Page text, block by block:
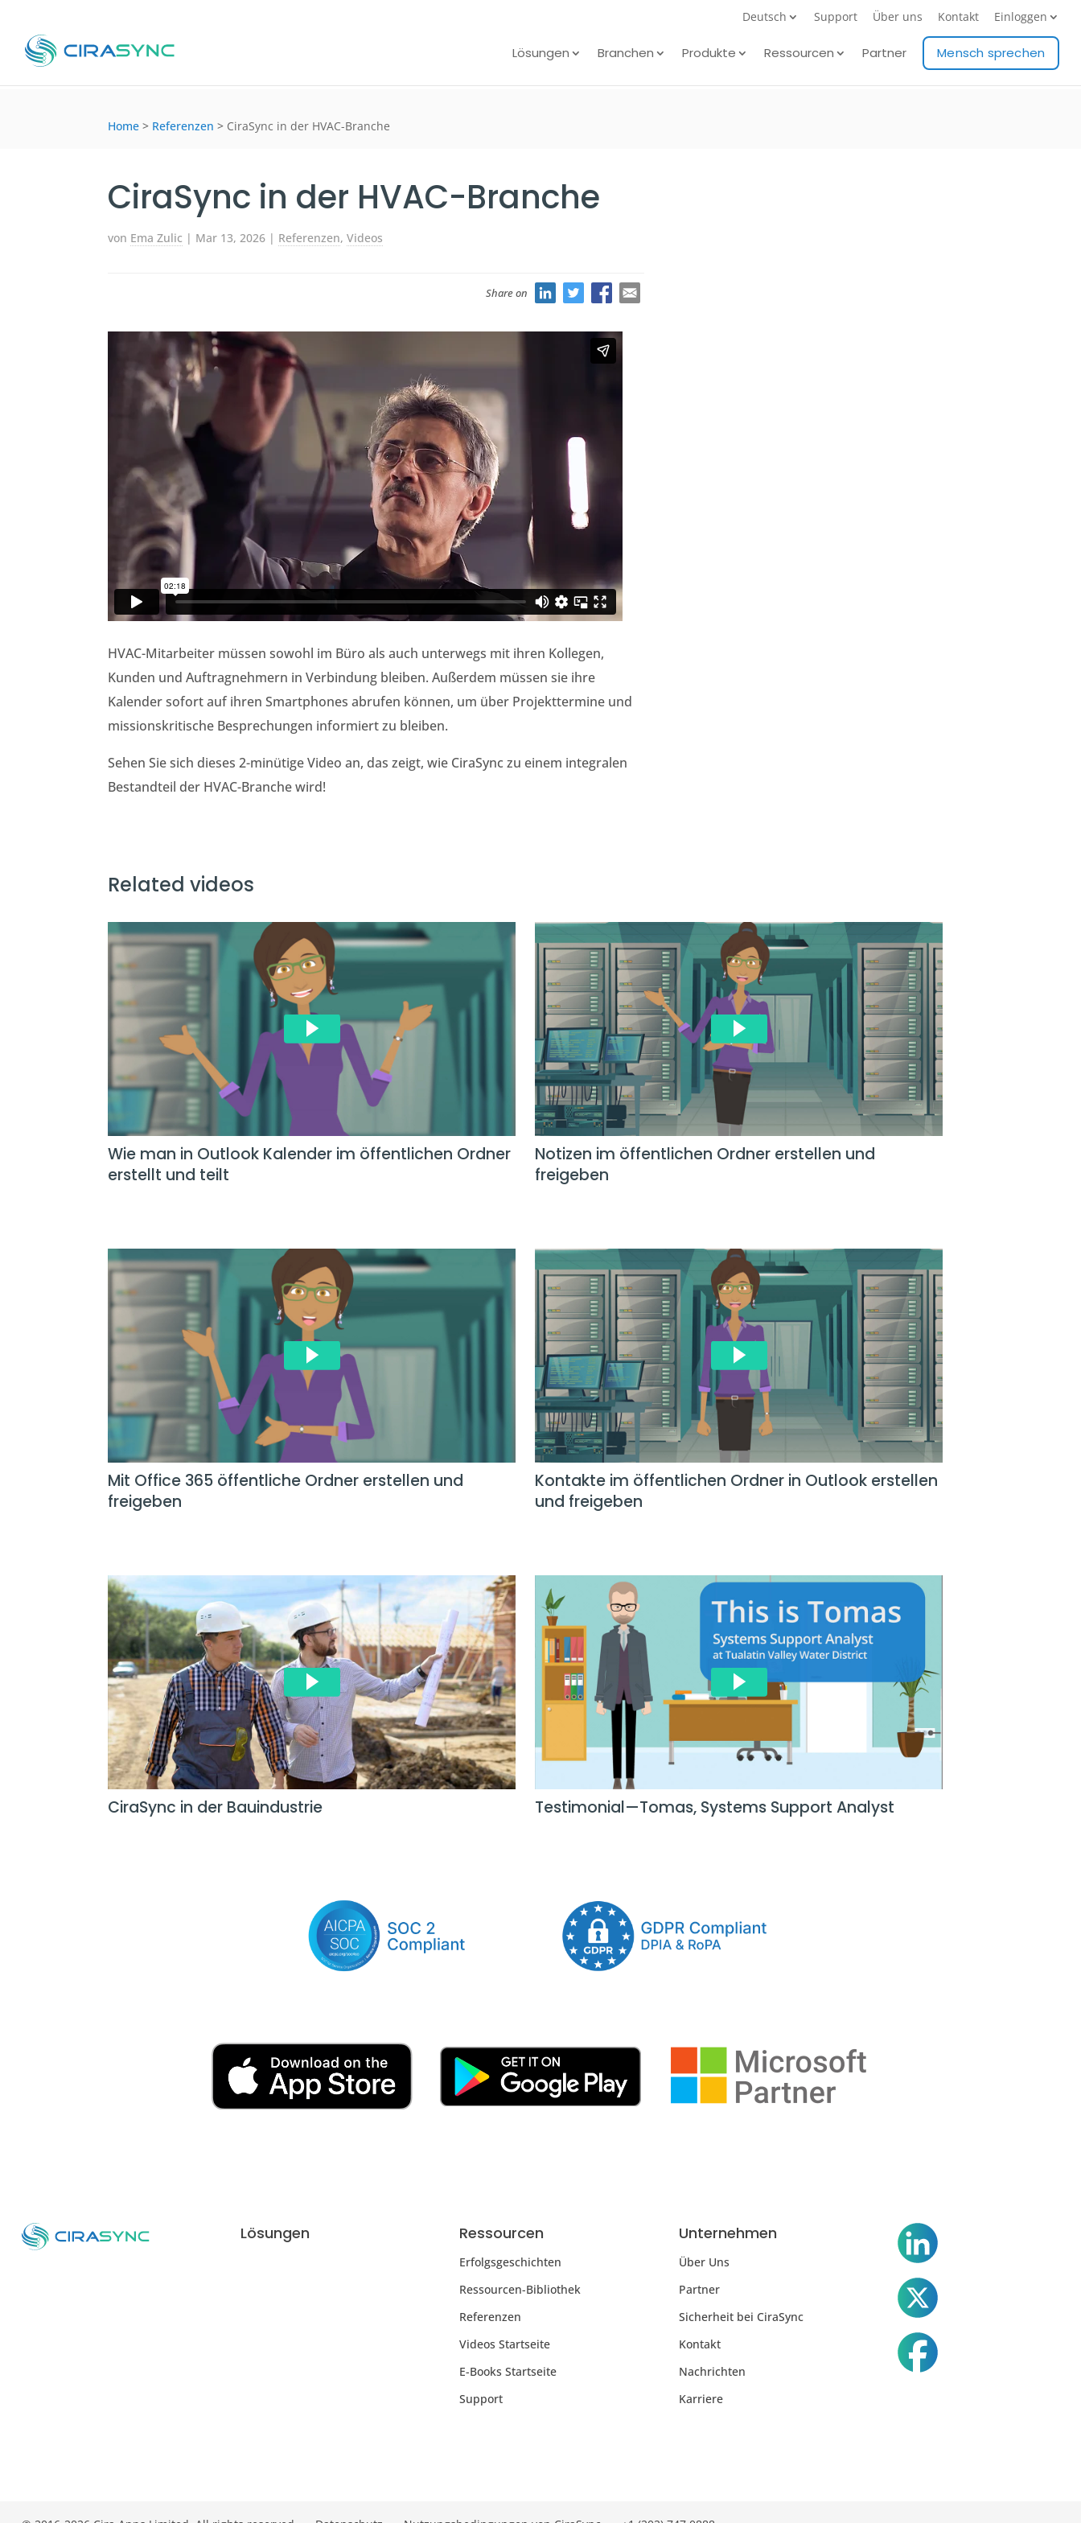
Deutsch Support Über uns Kontakt Einloggen
Lösungen Branchen Produkte Ressourcen Partner Mensch sprechen
Home > Referenzen > CiraSync in der HVAC-Branche
CiraSync in der HVAC-Branche
von Ema Zulic | Mar 13, 2026 | Referenzen,Videos
Share on
HVAC-Mitarbeiter müssen sowohl im Büro als auch unterwegs mit ihren Kollegen,
Kunden und Auftragnehmern in Verbindung bleiben. Außerdem müssen sie ihre
Kalender sofort auf ihren Smartphones abrufen können, um über Projekttermine und
missionskritische Besprechungen informiert zu bleiben.
Sehen Sie sich dieses 2-minütige Video an, das zeigt, wie CiraSync zu einem integralen
Bestandteil der HVAC-Branche wird!
Related videos
Wie man in Outlook Kalender im öffentlichen Ordner
erstellt und teilt
Notizen im öffentlichen Ordner erstellen und
freigeben
Mit Office 365 öffentliche Ordner erstellen und
freigeben
Kontakte im öffentlichen Ordner in Outlook erstellen
und freigeben
CiraSync in der Bauindustrie Testimonial—Tomas, Systems Support Analyst
Lösungen Ressourcen
Erfolgsgeschichten
Ressourcen-Bibliothek
Referenzen
Videos Startseite
E-Books Startseite
Support
Unternehmen
Über Uns
Partner
Sicherheit bei CiraSync
Kontakt
Nachrichten
Karriere